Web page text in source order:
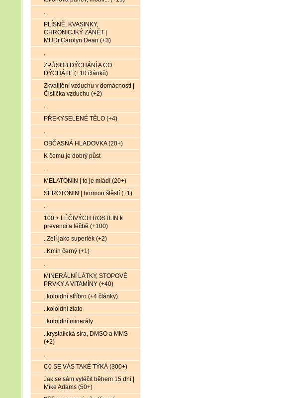
.
PLÍSNĚ, KVASINKY,
CHRONICJKÝ ZÁNĚT |
MUDr.Carolyn Dean (+3)
.
ZPŮSOB DÝCHÁNÍ A CO
DÝCHÁTE (+10 článků)
Zkvalitění vzduchu v domácnosti |
Čistička vzduchu (+2)
.
PŘEKYSELENÉ TĚLO (+4)
.
OBČASNÁ HLADOVKA (20+)
K čemu je dobrý půst
.
MELATONIN | to je mládí (20+)
SEROTONIN | hormon štěstí (+1)
.
100 + LÉČIVÝCH ROSTLIN k
prevenci a léčbě (+100)
..Zelí jako superlék (+2)
..Kmín černý (+1)
.
MINERÁLNÍ LÁTKY, STOPOVÉ
PRVKY A VITAMÍNY (+40)
..koloidní stříbro (+4 články)
..koloidní zlato
..koloidní minerály
..krystalická síra, DMSO a MMS
(+2)
.
C0 SE VÁS TAKÉ TÝKÁ (300+)
Jak se sám vyléčit během 15 dní |
Mike Adams (50+)